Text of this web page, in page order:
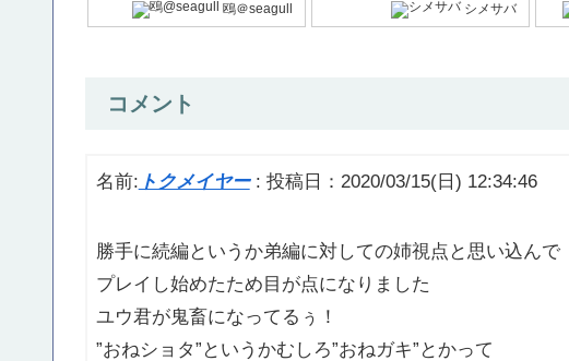
鴎＠seagull シメサバ
コメント
名前: トクメイヤー: 投稿日：2020/03/15(日) 12:34:46
勝手に続編というか弟編に対しての姉視点と思い込んで
プレイし始めたため目が点になりました
ユウ君が鬼畜になってるぅ！
”おねショタ”というかむしろ”おねガキ”とかって